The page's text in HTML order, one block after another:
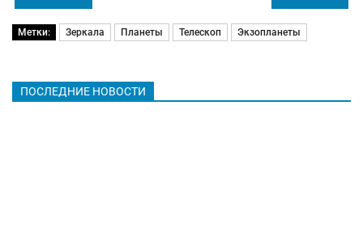
Метки: Зеркала Планеты Телескоп Экзопланеты
ПОСЛЕДНИЕ НОВОСТИ